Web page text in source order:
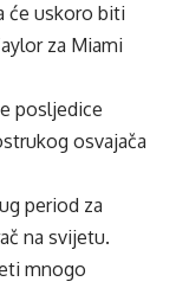
će uskoro biti
za Miami
posljedice
osvajača
period za
na svijetu.
mnogo